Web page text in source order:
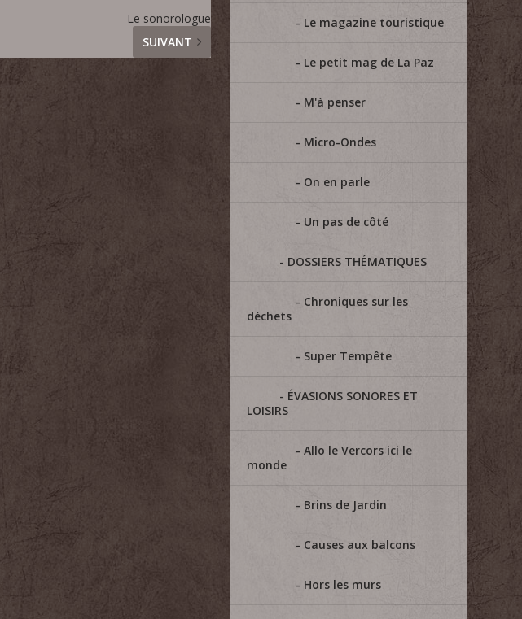
Le sonorologue
SUIVANT
Le magazine touristique
Le petit mag de La Paz
M'à penser
Micro-Ondes
On en parle
Un pas de côté
DOSSIERS THÉMATIQUES
Chroniques sur les
déchets
Super Tempête
ÉVASIONS SONORES ET
LOISIRS
Allo le Vercors ici le
monde
Brins de Jardin
Causes aux balcons
Hors les murs